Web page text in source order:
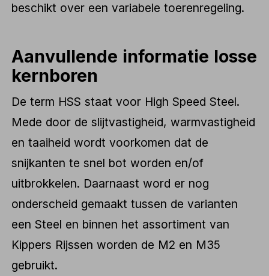
beschikt over een variabele toerenregeling.
Aanvullende informatie losse
kernboren
De term HSS staat voor High Speed Steel.
Mede door de slijtvastigheid, warmvastigheid
en taaiheid wordt voorkomen dat de
snijkanten te snel bot worden en/of
uitbrokkelen. Daarnaast word er nog
onderscheid gemaakt tussen de varianten
een Steel en binnen het assortiment van
Kippers Rijssen worden de M2 en M35
gebruikt.